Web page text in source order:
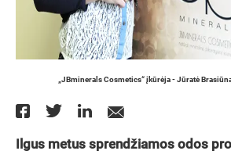
„JBminerals Cosmetics“ įkūrėja - Jūratė
Ilgus metus sprendžiamos odos